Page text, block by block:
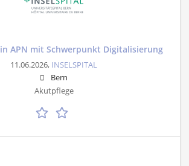
APN mit Schwerpunkt Digitalisierung
11.06.2026, INSELSPITAL
Bern
Akutpflege